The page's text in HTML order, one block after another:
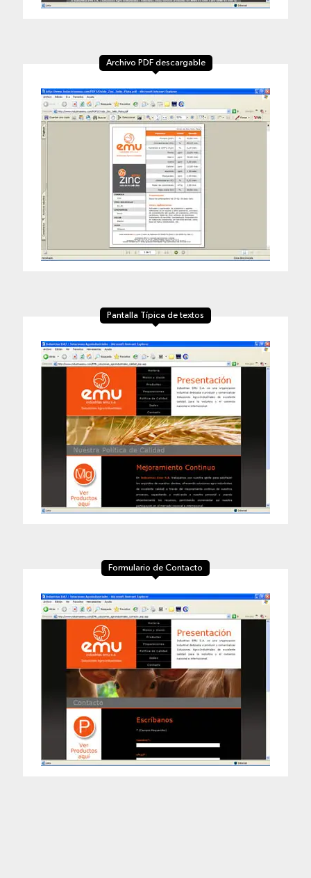
Archivo PDF descargable
Pantalla Típica de textos
Formulario de Contacto